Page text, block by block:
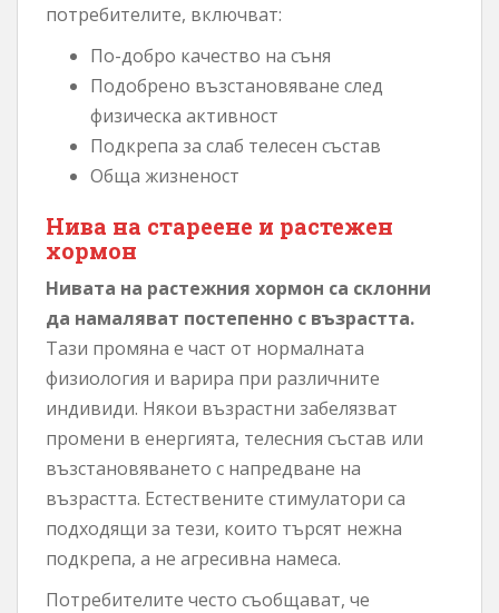
потребителите, включват:
По-добро качество на съня
Подобрено възстановяване след
физическа активност
Подкрепа за слаб телесен състав
Обща жизненост
Нива на стареене и растежен
хормон
Нивата на растежния хормон са склонни
да намаляват постепенно с възрастта.
Тази промяна е част от нормалната
физиология и варира при различните
индивиди. Някои възрастни забелязват
промени в енергията, телесния състав или
възстановяването с напредване на
възрастта. Естествените стимулатори са
подходящи за тези, които търсят нежна
подкрепа, а не агресивна намеса.
Потребителите често съобщават, че